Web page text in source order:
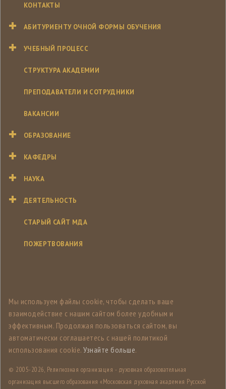
КОНТАКТЫ
АБИТУРИЕНТУ ОЧНОЙ ФОРМЫ ОБУЧЕНИЯ
УЧЕБНЫЙ ПРОЦЕСС
СТРУКТУРА АКАДЕМИИ
ПРЕПОДАВАТЕЛИ И СОТРУДНИКИ
ВАКАНСИИ
ОБРАЗОВАНИЕ
КАФЕДРЫ
НАУКА
ДЕЯТЕЛЬНОСТЬ
СТАРЫЙ САЙТ МДА
ПОЖЕРТВОВАНИЯ
Мы используем файлы cookie, чтобы сделать ваше
взаимодействие с нашим сайтом более удобным и
эффективным. Продолжая пользоваться сайтом, вы
автоматически соглашаетесь с нашей политикой
использования cookie. Узнайте больше.
© 2005-2026, Религиозная организация - духовная образовательная
организация высшего образования «Московская духовная академия Русской